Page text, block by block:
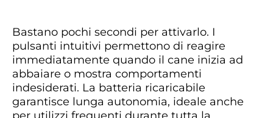
Bastano pochi secondi per attivarlo. I
pulsanti intuitivi permettono di reagire
immediatamente quando il cane inizia ad
abbaiare o mostra comportamenti
indesiderati. La batteria ricaricabile
garantisce lunga autonomia, ideale anche